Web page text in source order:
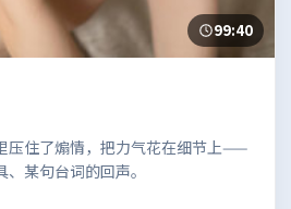
99:40
压住了煽情，把力气花在细节上——
某句台词的回声。